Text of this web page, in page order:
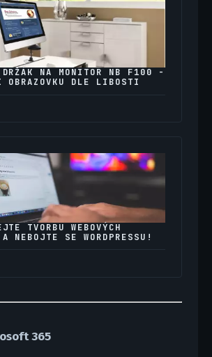
DRŽÁK NA MONITOR NB F100 -
OBRAZOVKU DLE LIBOSTI
TVORBU WEBOVÝCH
NEBOJTE SE WORDPRESSU!
365